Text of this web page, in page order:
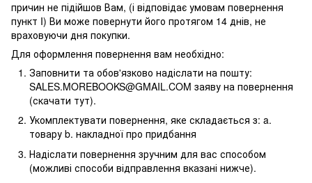
причин не підійшов Вам, (і відповідає умовам повернення
пункт I) Ви може повернути його протягом 14 днів, не
враховуючи дня покупки.
Для оформлення повернення вам необхідно:
Заповнити та обов'язково надіслати на пошту:
SALES.MOREBOOKS@GMAIL.COM заяву на повернення
(скачати тут).
Укомплектувати повернення, яке складається з: a.
товару b. накладної про придбання
Надіслати повернення зручним для вас способом
(можливі способи відправлення вказані нижче).